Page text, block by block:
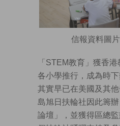
信報資料圖
「STEM教育」獲香
各小學推行，成為時
其實早已在美國及其
島旭日扶輪社因此籌
論壇」，並獲得區總